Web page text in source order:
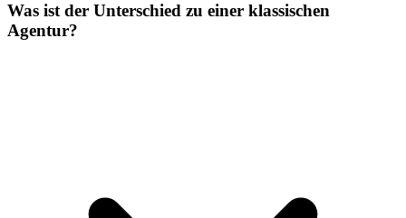
Was ist der Unterschied zu einer klassischen
Agentur?